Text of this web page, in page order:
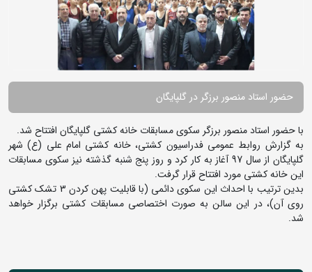
حضور استاد منصور برزگر در گلپایگان
با حضور استاد منصور برزگر سکوی مسابقات خانه کشتی گلپایگان افتتاح شد.
به گزارش روابط عمومی فدراسیون کشتی، خانه کشتی امام علی (ع) شهر
گلپایگان از سال 97 آغاز به کار کرد و روز پنج شنبه گذشته نیز سکوی مسابقات
این خانه کشتی مورد افتتاح قرار گرفت.
بدین ترتیب با احداث این سکوی دائمی (با قابلیت پهن کردن 3 تشک کشتی
روی آن)، در این سالن به صورت اختصاصی مسابقات کشتی برگزار خواهد
شد.